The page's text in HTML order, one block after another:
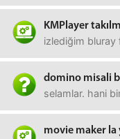
KMPlayer
izlediğim bluray
domino misali
selamlar. hani
movie maker